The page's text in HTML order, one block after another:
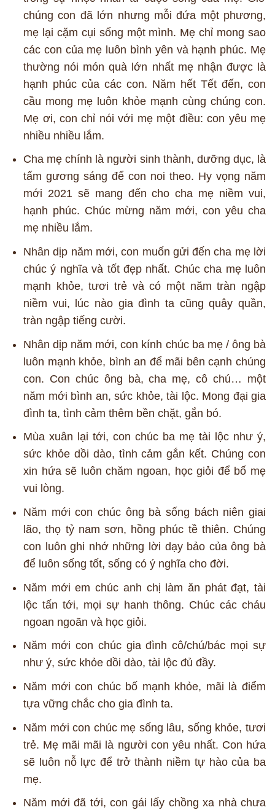
chúng con đã lớn nhưng mỗi đứa một phương,
mẹ lại cặm cụi sống một mình. Mẹ chỉ mong sao
các con của mẹ luôn bình yên và hạnh phúc. Mẹ
thường nói món quà lớn nhất mẹ nhận được là
hạnh phúc của các con. Năm hết Tết đến, con
cầu mong mẹ luôn khỏe mạnh cùng chúng con.
Mẹ ơi, con chỉ nói với mẹ một điều: con yêu mẹ
nhiều nhiều lắm.
Cha mẹ chính là người sinh thành, dưỡng dục, là
tấm gương sáng để con noi theo. Hy vọng năm
mới 2021 sẽ mang đến cho cha mẹ niềm vui,
hạnh phúc. Chúc mừng năm mới, con yêu cha
mẹ nhiều lắm.
Nhân dịp năm mới, con muốn gửi đến cha mẹ lời
chúc ý nghĩa và tốt đẹp nhất. Chúc cha mẹ luôn
mạnh khỏe, tươi trẻ và có một năm tràn ngập
niềm vui, lúc nào gia đình ta cũng quây quần,
tràn ngập tiếng cười.
Nhân dịp năm mới, con kính chúc ba mẹ / ông bà
luôn mạnh khỏe, bình an để mãi bên cạnh chúng
con. Con chúc ông bà, cha mẹ, cô chú… một
năm mới bình an, sức khỏe, tài lộc. Mong đại gia
đình ta, tình cảm thêm bền chặt, gắn bó.
Mùa xuân lại tới, con chúc ba mẹ tài lộc như ý,
sức khỏe dồi dào, tình cảm gắn kết. Chúng con
xin hứa sẽ luôn chăm ngoan, học giỏi để bố mẹ
vui lòng.
Năm mới con chúc ông bà sống bách niên giai
lão, thọ tỷ nam sơn, hồng phúc tề thiên. Chúng
con luôn ghi nhớ những lời dạy bảo của ông bà
để luôn sống tốt, sống có ý nghĩa cho đời.
Năm mới em chúc anh chị làm ăn phát đạt, tài
lộc tấn tới, mọi sự hanh thông. Chúc các cháu
ngoan ngoãn và học giỏi.
Năm mới con chúc gia đình cô/chú/bác mọi sự
như ý, sức khỏe dồi dào, tài lộc đủ đầy.
Năm mới con chúc bố mạnh khỏe, mãi là điểm
tựa vững chắc cho gia đình ta.
Năm mới con chúc mẹ sống lâu, sống khỏe, tươi
trẻ. Mẹ mãi mãi là người con yêu nhất. Con hứa
sẽ luôn nỗ lực để trở thành niềm tự hào của ba
mẹ.
Năm mới đã tới, con gái lấy chồng xa nhà chưa